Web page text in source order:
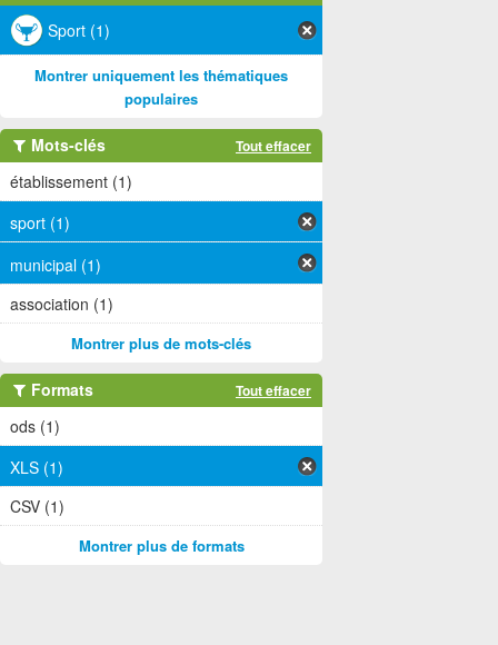
Sport (1)
Montrer uniquement les thématiques
populaires
Mots-clés Tout effacer
établissement (1)
sport (1)
municipal (1)
association (1)
Montrer plus de mots-clés
Formats Tout effacer
ods (1)
XLS (1)
CSV (1)
Montrer plus de formats